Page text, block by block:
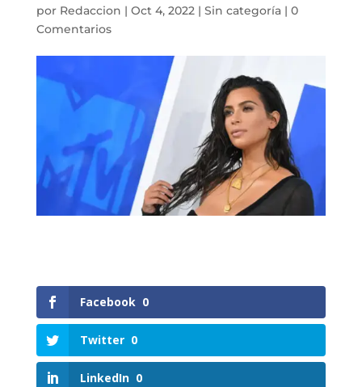
por Redaccion | Oct 4, 2022| Sin categoría| 0
Comentarios
Facebook 0
Twitter 0
LinkedIn 0